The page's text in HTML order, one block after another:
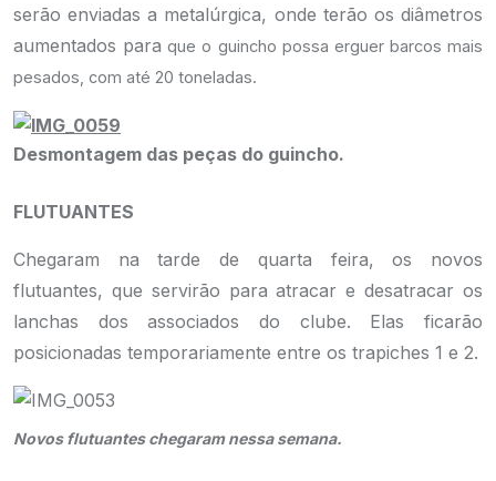
serão enviadas a metalúrgica, onde terão os diâmetros
aumentados para que o guincho possa erguer barcos mais
pesados, com até 20 toneladas.
Desmontagem das peças do guincho.
FLUTUANTES
Chegaram na tarde de quarta feira, os novos
flutuantes, que servirão para atracar e desatracar os
lanchas dos associados do clube. Elas ficarão
posicionadas temporariamente entre os trapiches 1 e 2.
Novos flutuantes chegaram nessa semana.